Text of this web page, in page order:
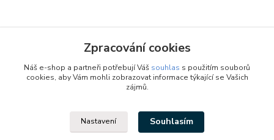
Zpracování cookies
Náš e-shop a partneři potřebují Váš souhlas s použitím souborů
cookies, aby Vám mohli zobrazovat informace týkající se Vašich
zájmů.
Nastavení Souhlasím